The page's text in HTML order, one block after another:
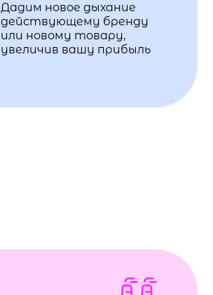
Дадим новое дыхание
действующему бренду
или новому товару,
увеличив вашу прибыль